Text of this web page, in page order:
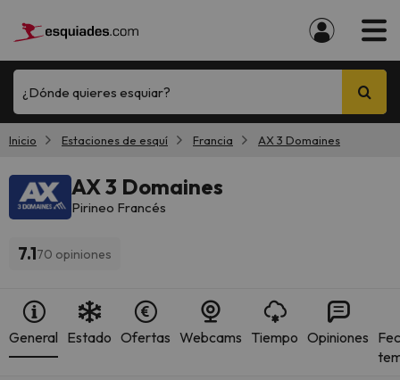
¿Dónde quieres esquiar?
Inicio Estaciones de esquí Francia AX 3 Domaines
AX 3 Domaines
Pirineo Francés
7.170 opiniones
General Estado Ofertas Webcams Tiempo Opiniones